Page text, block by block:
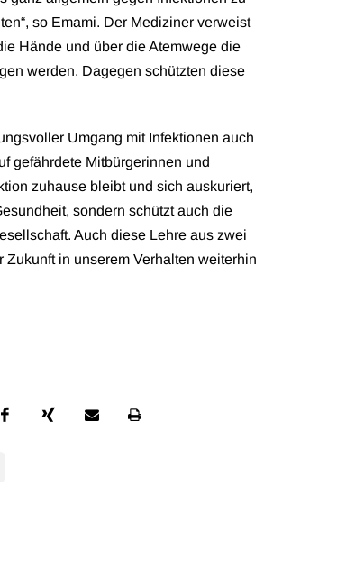
so Emami. Der Mediziner verweist
Hände und über die Atemwege die
werden. Dagegen schützten diese
Umgang mit Infektionen auch
gefährdete Mitbürgerinnen und
zuhause bleibt und sich auskuriert,
sondern schützt auch die
Auch diese Lehre aus zwei
in unserem Verhalten weiterhin